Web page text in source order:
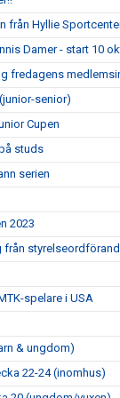
från Hyllie
Damer - start 10
fredagens
senior)
Cupen
studs
serien
2023
från
spelare i USA
& ungdom)
22-24 (inomhus)